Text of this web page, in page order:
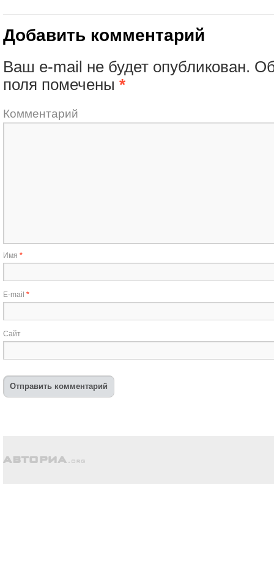
Добавить комментарий
Ваш e-mail не будет опубликован.
поля помечены *
Комментарий
Имя *
E-mail *
Сайт